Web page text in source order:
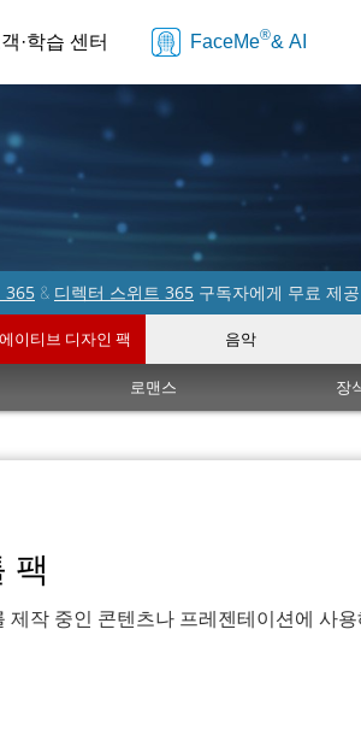
·학습 센터 FaceMe®& AI
365 & 디렉터 스위트 365 구독자에게 무료 제공
이티브 디자인 팩 음악
로맨스 장
팩
작 중인 콘텐츠나 프레젠테이션에 사용